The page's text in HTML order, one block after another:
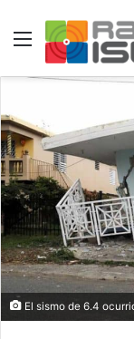
Menu
El sismo de 6.4